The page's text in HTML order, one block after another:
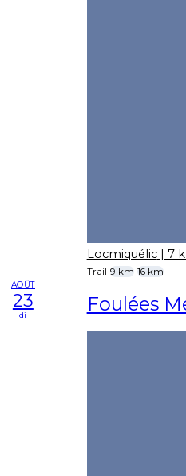
Locmiquélic | 7
Trail 9 km 16 km
AOÛT
23
di Foulées